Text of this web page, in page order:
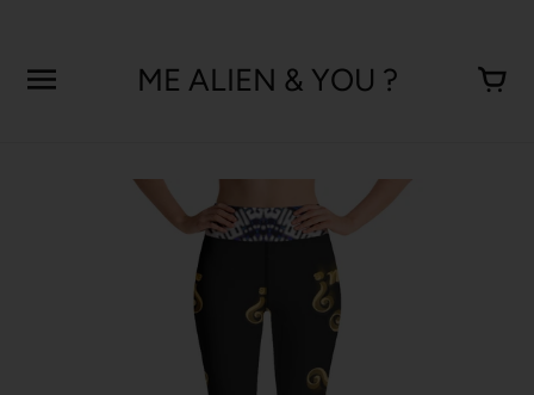
ME ALIEN & YOU ?